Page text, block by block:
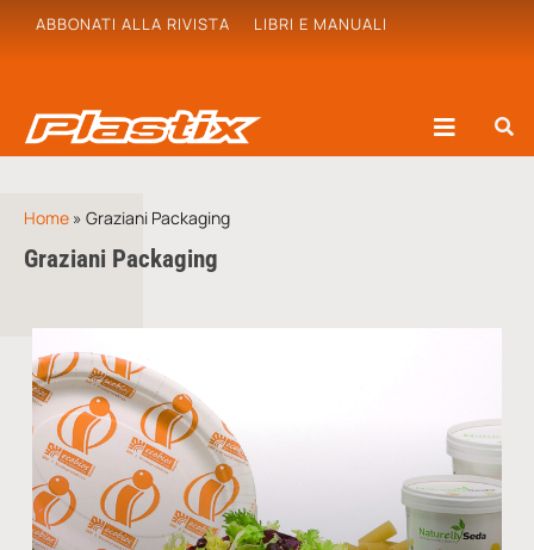
ABBONATI ALLA RIVISTA LIBRI E MANUALI
Home » Graziani Packaging
Graziani Packaging